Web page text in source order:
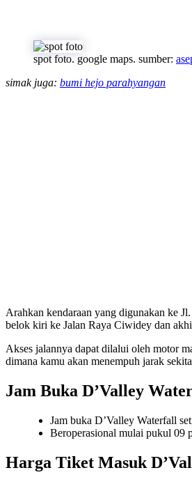
spot foto. google maps. sumber:
simak juga: bumi hejo parahyangan
Arahkan kendaraan yang digunakan ke
belok kiri ke Jalan Raya Ciwidey dan
Akses jalannya dapat dilalui oleh motor
dimana kamu akan menempuh jarak
Jam Buka D’Valley
Jam buka D’Valley Waterfall
Beroperasional mulai pukul 09
Harga Tiket Masuk